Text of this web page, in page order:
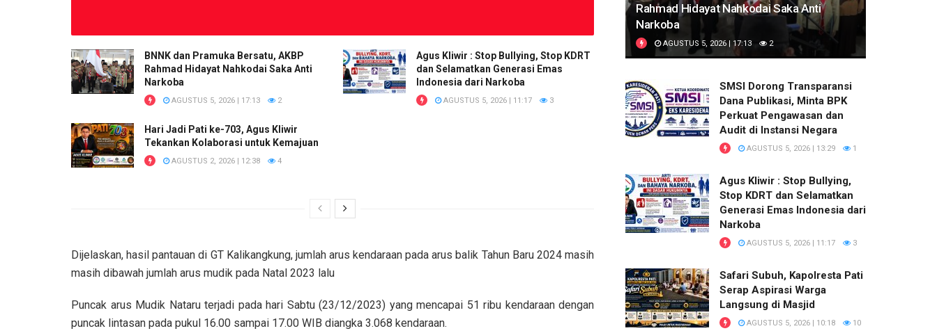
BNNK dan Pramuka Bersatu, AKBP
Rahmad Hidayat Nahkodai Saka Anti
Narkoba
AGUSTUS 5, 2026 | 17:13 2
Agus Kliwir : Stop Bullying, Stop KDRT
dan Selamatkan Generasi Emas
Indonesia dari Narkoba
AGUSTUS 5, 2026 | 11:17 3
Hari Jadi Pati ke-703, Agus Kliwir
Tekankan Kolaborasi untuk Kemajuan
AGUSTUS 2, 2026 | 12:38 4
Dijelaskan, hasil pantauan di GT Kalikangkung, jumlah arus kendaraan pada arus balik Tahun Baru 2024 masih
masih dibawah jumlah arus mudik pada Natal 2023 lalu
Puncak arus Mudik Nataru terjadi pada hari Sabtu (23/12/2023) yang mencapai 51 ribu kendaraan dengan
puncak lintasan pada pukul 16.00 sampai 17.00 WIB diangka 3.068 kendaraan.
Rahmad Hidayat Nahkodai Saka Anti
Narkoba
AGUSTUS 5, 2026 | 17:13 2
SMSI Dorong Transparansi
Dana Publikasi, Minta BPK
Perkuat Pengawasan dan
Audit di Instansi Negara
AGUSTUS 5, 2026 | 13:29 1
Agus Kliwir : Stop Bullying,
Stop KDRT dan Selamatkan
Generasi Emas Indonesia dari
Narkoba
AGUSTUS 5, 2026 | 11:17 3
Safari Subuh, Kapolresta Pati
Serap Aspirasi Warga
Langsung di Masjid
AGUSTUS 5, 2026 | 10:18 10